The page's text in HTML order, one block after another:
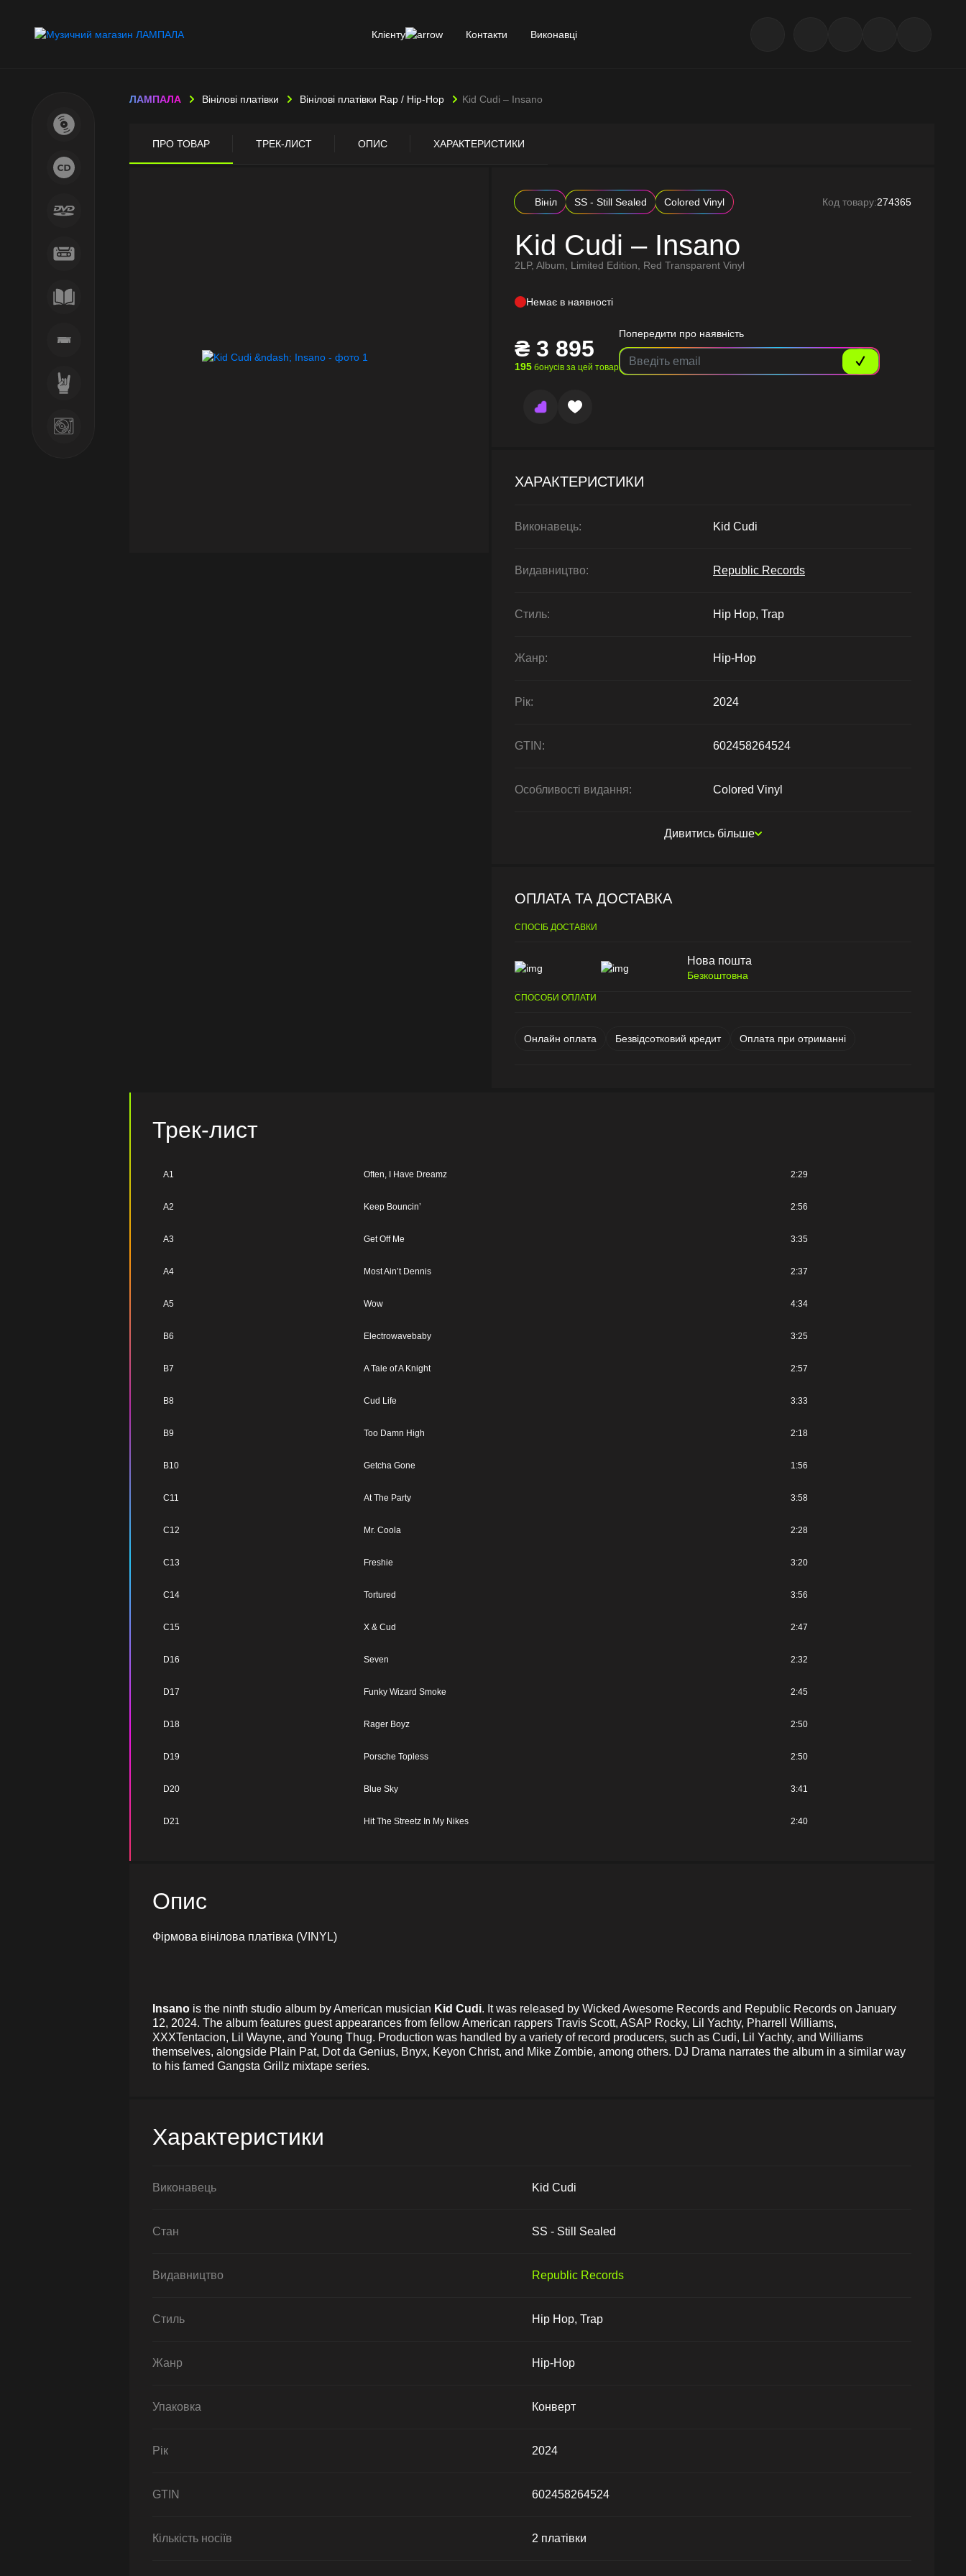
Клієнту Контакти Виконавці
ЛАМПАЛА Вінілові платівки Вінілові платівки Rap / Hip-Hop Kid Cudi – Insano
ПРО ТОВАР ТРЕК-ЛИСТ ОПИС ХАРАКТЕРИСТИКИ
Вініл SS - Still Sealed Colored Vinyl Код товару:274365
Kid Cudi – Insano
2LP, Album, Limited Edition, Red Transparent Vinyl
Немає в наявності
₴ 3 895
195 бонусів за цей товар
Попередити про наявність
ХАРАКТЕРИСТИКИ
Виконавець: Kid Cudi
Видавництво: Republic Records
Стиль: Hip Hop, Trap
Жанр: Hip-Hop
Рік: 2024
GTIN: 602458264524
Особливості видання: Colored Vinyl
Дивитись більше
ОПЛАТА ТА ДОСТАВКА
СПОСІБ ДОСТАВКИ
Нова пошта
Безкоштовна
СПОСОБИ ОПЛАТИ
Онлайн оплата Безвідсотковий кредит Оплата при отриманні
Трек-лист
A1 Often, I Have Dreamz 2:29
A2 Keep Bouncin’ 2:56
A3 Get Off Me 3:35
A4 Most Ain’t Dennis 2:37
A5 Wow 4:34
B6 Electrowavebaby 3:25
B7 A Tale of A Knight 2:57
B8 Cud Life 3:33
B9 Too Damn High 2:18
B10 Getcha Gone 1:56
C11 At The Party 3:58
C12 Mr. Coola 2:28
C13 Freshie 3:20
C14 Tortured 3:56
C15 X & Cud 2:47
D16 Seven 2:32
D17 Funky Wizard Smoke 2:45
D18 Rager Boyz 2:50
D19 Porsche Topless 2:50
D20 Blue Sky 3:41
D21 Hit The Streetz In My Nikes 2:40
Опис
Фірмова вінілова платівка (VINYL)
Insano is the ninth studio album by American musician Kid Cudi. It was released by Wicked Awesome Records and Republic Records on January
12, 2024. The album features guest appearances from fellow American rappers Travis Scott, ASAP Rocky, Lil Yachty, Pharrell Williams,
XXXTentacion, Lil Wayne, and Young Thug. Production was handled by a variety of record producers, such as Cudi, Lil Yachty, and Williams
themselves, alongside Plain Pat, Dot da Genius, Bnyx, Keyon Christ, and Mike Zombie, among others. DJ Drama narrates the album in a similar way
to his famed Gangsta Grillz mixtape series.
Характеристики
Виконавець Kid Cudi
Стан SS - Still Sealed
Видавництво Republic Records
Стиль Hip Hop, Trap
Жанр Hip-Hop
Упаковка Конверт
Рік 2024
GTIN 602458264524
Кількість носіїв 2 платівки